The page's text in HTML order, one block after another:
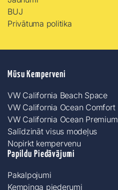
BUJ
Privātuma politika
Mūsu Kemperveni
VW California Beach Space
VW California Ocean Comfort
VW California Ocean Premium
Salīdzināt visus modeļus
Nopirkt kempervenu
Papildu Piedāvājumi
Pakalpojumi
Kempinga piederumi